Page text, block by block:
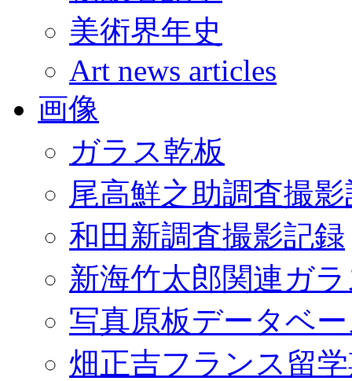
美術界年史
Art news articles
画像
ガラス乾板
尾高鮮之助調査撮
和田新調査撮影記録
新海竹太郎関連ガ
写真原板データベ
畑正吉フランス留